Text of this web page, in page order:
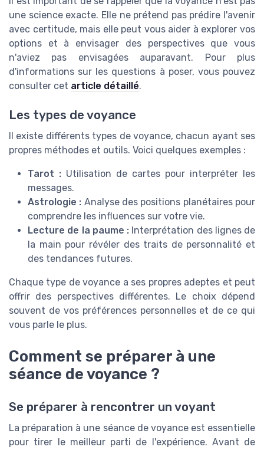
une science exacte. Elle ne prétend pas prédire l'avenir
avec certitude, mais elle peut vous aider à explorer vos
options et à envisager des perspectives que vous
n'aviez pas envisagées auparavant. Pour plus
d'informations sur les questions à poser, vous pouvez
consulter cet article détaillé.
Les types de voyance
Il existe différents types de voyance, chacun ayant ses
propres méthodes et outils. Voici quelques exemples :
Tarot : Utilisation de cartes pour interpréter les
messages.
Astrologie : Analyse des positions planétaires pour
comprendre les influences sur votre vie.
Lecture de la paume : Interprétation des lignes de
la main pour révéler des traits de personnalité et
des tendances futures.
Chaque type de voyance a ses propres adeptes et peut
offrir des perspectives différentes. Le choix dépend
souvent de vos préférences personnelles et de ce qui
vous parle le plus.
Comment se préparer à une
séance de voyance ?
Se préparer à rencontrer un voyant
La préparation à une séance de voyance est essentielle
pour tirer le meilleur parti de l'expérience. Avant de